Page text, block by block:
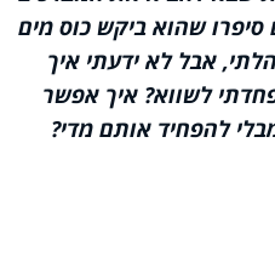
סיפרו שהוא ביקש כוס מים
אבל לא ידעתי איך
לשווא? איך אפשר
להפחיד אותם מדי?